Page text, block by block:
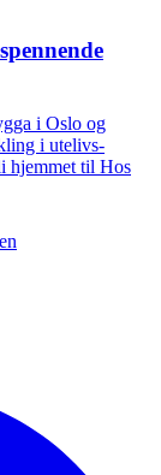
i Oslo og
i utelivs-
hjemmet til Hos